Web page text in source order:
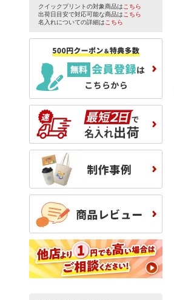
クイックプリントの対象商品は こちら
出荷日目安で対応可能な商品は こちら
名入れについての詳細は こちら